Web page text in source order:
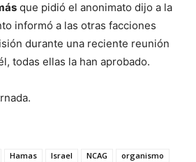
que pidió el anonimato dijo a la
informó a las otras facciones
durante una reciente reunión
todas ellas la han aprobado.
Hamas Israel NCAG
organismo